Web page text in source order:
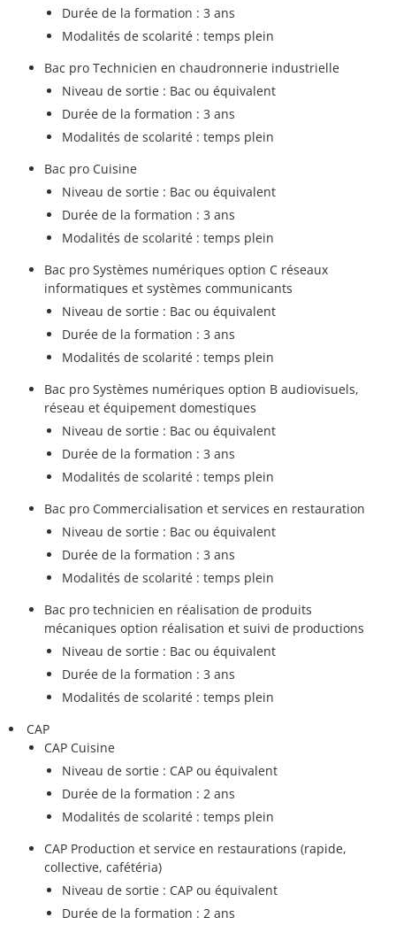
Durée de la formation : 3 ans
Modalités de scolarité : temps plein
Bac pro Technicien en chaudronnerie industrielle
Niveau de sortie : Bac ou équivalent
Durée de la formation : 3 ans
Modalités de scolarité : temps plein
Bac pro Cuisine
Niveau de sortie : Bac ou équivalent
Durée de la formation : 3 ans
Modalités de scolarité : temps plein
Bac pro Systèmes numériques option C réseaux
informatiques et systèmes communicants
Niveau de sortie : Bac ou équivalent
Durée de la formation : 3 ans
Modalités de scolarité : temps plein
Bac pro Systèmes numériques option B audiovisuels,
réseau et équipement domestiques
Niveau de sortie : Bac ou équivalent
Durée de la formation : 3 ans
Modalités de scolarité : temps plein
Bac pro Commercialisation et services en restauration
Niveau de sortie : Bac ou équivalent
Durée de la formation : 3 ans
Modalités de scolarité : temps plein
Bac pro technicien en réalisation de produits
mécaniques option réalisation et suivi de productions
Niveau de sortie : Bac ou équivalent
Durée de la formation : 3 ans
Modalités de scolarité : temps plein
CAP
CAP Cuisine
Niveau de sortie : CAP ou équivalent
Durée de la formation : 2 ans
Modalités de scolarité : temps plein
CAP Production et service en restaurations (rapide,
collective, cafétéria)
Niveau de sortie : CAP ou équivalent
Durée de la formation : 2 ans